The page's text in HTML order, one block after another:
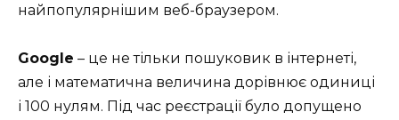
найпопулярнішим веб-браузером.
Google – це не тільки пошуковик в інтернеті,
але і математична величина дорівнює одиниці
і 100 нулям. Під час реєстрації було допущено